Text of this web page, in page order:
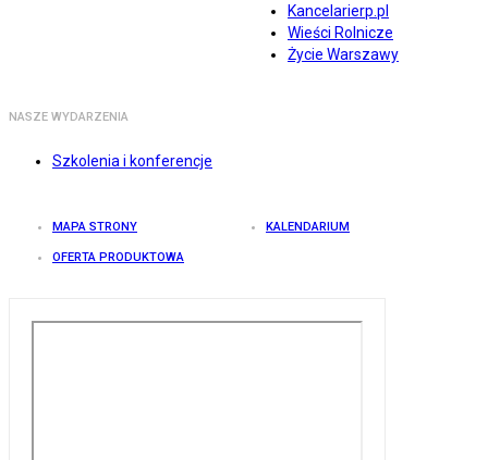
Kancelarierp.pl
Wieści Rolnicze
Życie Warszawy
NASZE WYDARZENIA
Szkolenia i konferencje
MAPA STRONY KALENDARIUM
OFERTA PRODUKTOWA